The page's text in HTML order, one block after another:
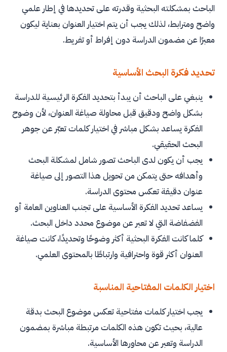
الباحث بمشكلته البحثية وقدرته على تحديدها في إطار علمي
واضح ومترابط، لذلك يجب أن يتم اختيار العنوان بعناية ليكون
معبرًا عن مضمون الدراسة دون إفراط أو تفريط.
تحديد فكرة البحث الأساسية
ينبغي على الباحث أن يبدأ بتحديد الفكرة الرئيسية للدراسة
بشكل واضح ودقيق قبل محاولة صياغة العنوان، لأن وضوح
الفكرة يساعد بشكل مباشر في اختيار كلمات تعبّر عن جوهر
البحث الحقيقي.
يجب أن يكون لدى الباحث تصور شامل لمشكلة البحث
وأهدافه حتى يتمكن من تحويل هذا التصور إلى صياغة
عنوان دقيقة تعكس محتوى الدراسة.
يساعد تحديد الفكرة الأساسية على تجنب العناوين العامة أو
الفضفاضة التي لا تعبر عن موضوع محدد داخل البحث.
كلما كانت الفكرة البحثية أكثر وضوحًا وتحديدًا، كانت صياغة
العنوان أكثر قوة واحترافية وارتباطًا بالمحتوى العلمي.
اختيار الكلمات المفتاحية المناسبة
يجب اختيار كلمات مفتاحية تعكس موضوع البحث بدقة
عالية، بحيث تكون هذه الكلمات مرتبطة مباشرة بمضمون
الدراسة وتعبر عن محاورها الأساسية.